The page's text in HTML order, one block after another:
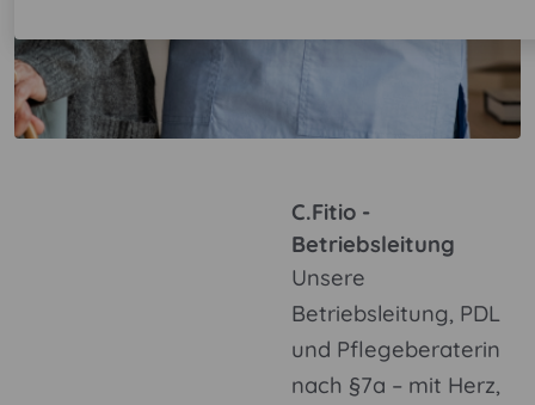
C.Fitio -
Betriebsleitung
Unsere
Betriebsleitung, PDL
und Pflegeberaterin
nach §7a – mit Herz,